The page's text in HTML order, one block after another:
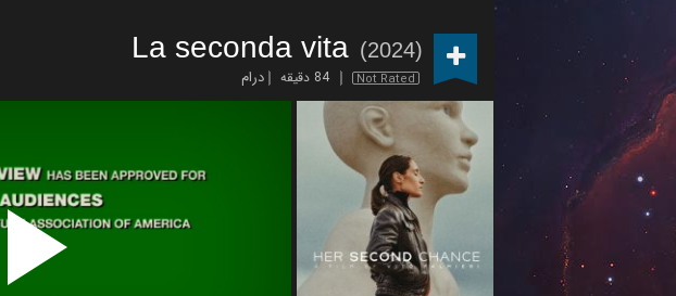
La seconda vita (2024)
Not Rated 84 دقیقه درام